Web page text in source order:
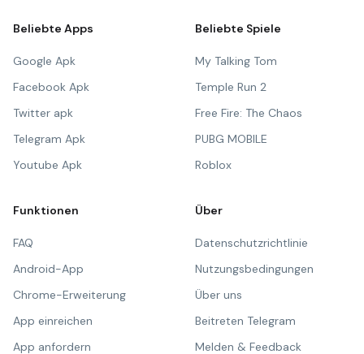
Beliebte Apps
Google Apk
Facebook Apk
Twitter apk
Telegram Apk
Youtube Apk
Beliebte Spiele
My Talking Tom
Temple Run 2
Free Fire: The Chaos
PUBG MOBILE
Roblox
Funktionen
FAQ
Android-App
Chrome-Erweiterung
App einreichen
App anfordern
Über
Datenschutzrichtlinie
Nutzungsbedingungen
Über uns
Beitreten Telegram
Melden & Feedback